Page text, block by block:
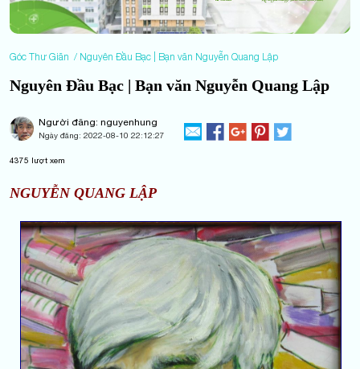
Góc Thư Giãn Nguyên Đầu Bạc | Bạn văn Nguyễn Quang Lập
Nguyên Đầu Bạc | Bạn văn Nguyễn Quang Lập
Người đăng: nguyenhung
Ngày đăng: 2022-08-10 22:12:27
4375 lượt xem
NGUYỄN QUANG LẬP